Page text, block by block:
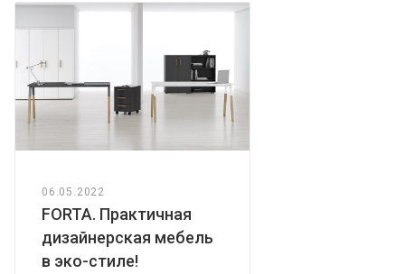
06.05.2022
FORTA. Практичная
дизайнерская мебель
в эко-стиле!